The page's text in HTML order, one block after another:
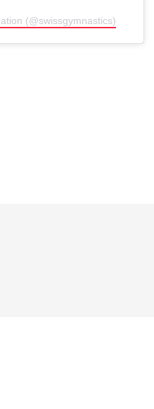
(@swissgymnastics)